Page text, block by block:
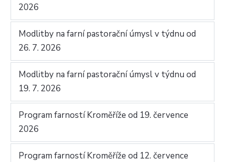
2026
Modlitby na farní pastorační úmysl v týdnu od
26. 7. 2026
Modlitby na farní pastorační úmysl v týdnu od
19. 7. 2026
Program farností Kroměříže od 19. července
2026
Program farností Kroměříže od 12. července